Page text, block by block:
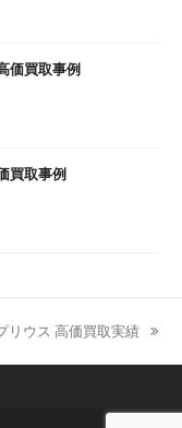
価買取事例
買取事例
ウス 高価買取実績